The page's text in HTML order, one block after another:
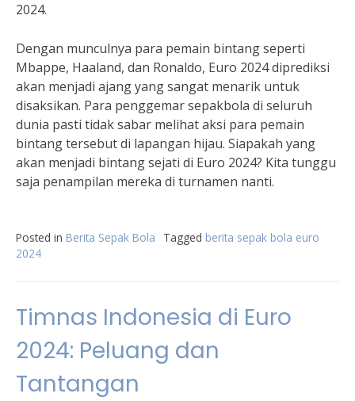
2024.
Dengan munculnya para pemain bintang seperti
Mbappe, Haaland, dan Ronaldo, Euro 2024 diprediksi
akan menjadi ajang yang sangat menarik untuk
disaksikan. Para penggemar sepakbola di seluruh
dunia pasti tidak sabar melihat aksi para pemain
bintang tersebut di lapangan hijau. Siapakah yang
akan menjadi bintang sejati di Euro 2024? Kita tunggu
saja penampilan mereka di turnamen nanti.
Posted in Berita Sepak Bola Tagged berita sepak bola euro
2024
Timnas Indonesia di Euro
2024: Peluang dan
Tantangan